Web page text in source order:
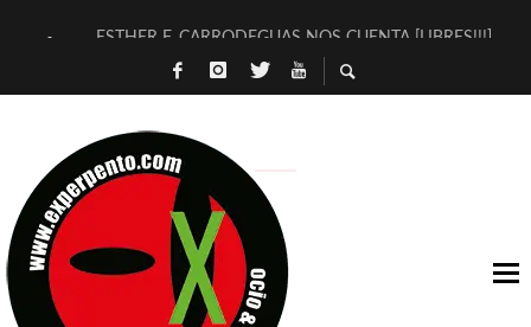
ESTHER F. CARRODEGUAS NOS CUENTA [LIBRES!!!]
[TERRA DE GUAPES] DE SANDRA MONFORT
TIMBRE 4, LA ESCUELA DEL DIRECTOR TEATRAL CLAUDIO
30 AÑOS (NO ES NADA) DE LA KATARSIS DEL TOMATAZO
MILITARES JUDÍAS EN #EXVITA
D’BALDOMEROS REINVENTAN [BITÁCORA 3.0] EN EXVITA